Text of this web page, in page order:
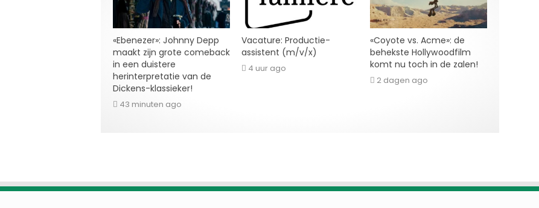
«Ebenezer»: Johnny Depp
maakt zijn grote comeback
in een duistere
herinterpretatie van de
Dickens-klassieker!
43 minuten ago
Vacature: Productie-
assistent (m/v/x)
4 uur ago
«Coyote vs. Acme»: de
behekste Hollywoodfilm
komt nu toch in de zalen!
2 dagen ago